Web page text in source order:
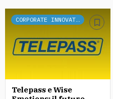
CORPORATE INNOVATION
Telepass e Wise